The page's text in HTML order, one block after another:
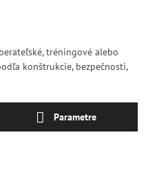
tréningové alebo
konštrukcie, bezpečnosti,
Parametre